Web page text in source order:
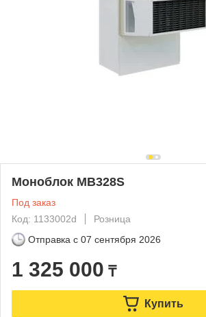
Моноблок MB328S
Под заказ
Код: 1133002d
Розница
Отправка с 07 сентября 2026
1 325 000 ₸
Купить